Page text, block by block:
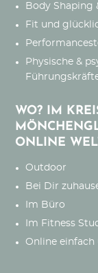
Body Shaping
Fit und
Physische &
WO? IM
ONLINE
Outdoor
Bei Dir
Im Büro
Im Fitness
Online einfach